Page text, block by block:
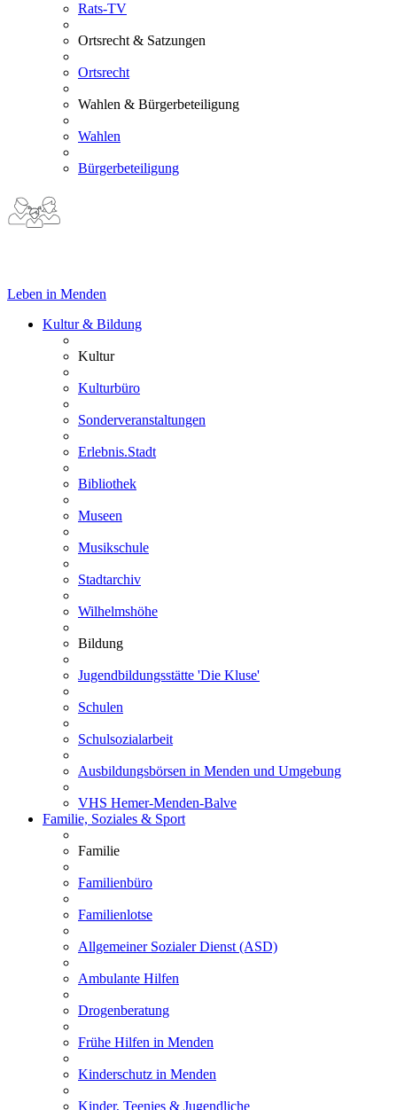
Rats-TV
Ortsrecht & Satzungen
Ortsrecht
Wahlen & Bürgerbeteiligung
Wahlen
Bürgerbeteiligung
Leben in Menden
Kultur & Bildung
Kultur
Kulturbüro
Sonderveranstaltungen
Erlebnis.Stadt
Bibliothek
Museen
Musikschule
Stadtarchiv
Wilhelmshöhe
Bildung
Jugendbildungsstätte 'Die Kluse'
Schulen
Schulsozialarbeit
Ausbildungsbörsen in Menden und Umgebung
VHS Hemer-Menden-Balve
Familie, Soziales & Sport
Familie
Familienbüro
Familienlotse
Allgemeiner Sozialer Dienst (ASD)
Ambulante Hilfen
Drogenberatung
Frühe Hilfen in Menden
Kinderschutz in Menden
Kinder, Teenies & Jugendliche